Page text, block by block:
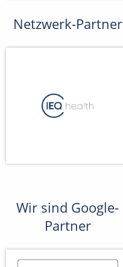
Netzwerk-Partner
Wir sind Google-
Partner